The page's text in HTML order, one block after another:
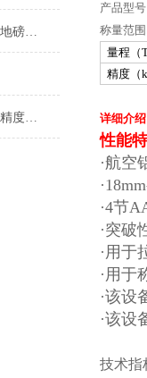
海湾地磅（青村地磅（金汇地磅（西渡地磅）奉浦地磅）南桥地磅维修
上思高精度电子称（海城高精度吊秤）陆丰吊秤）银海高精度台秤维修
产品型
称量范
量程（
精度（
详细介绍
性能
·航空
·4节
·突破
·用于
·用于
·该设
·该设
技术指